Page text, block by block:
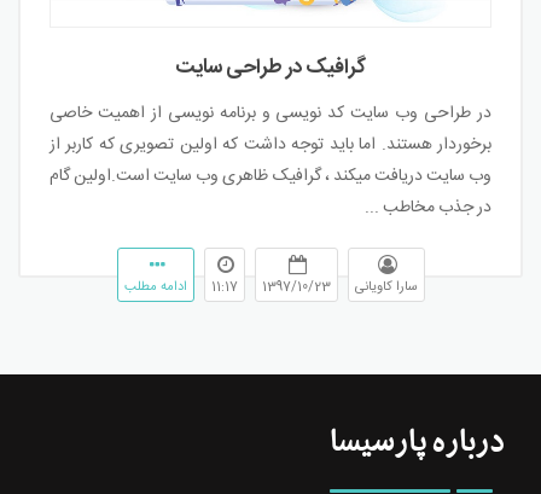
گرافیک در طراحی سایت
در طراحی وب سایت کد نویسی و برنامه نویسی از اهمیت خاصی
برخوردار هستند. اما باید توجه داشت که اولین تصویری که کاربر از
وب سایت دریافت میکند ، گرافیک ظاهری وب سایت است.اولین گام
در جذب مخاطب ...
سارا کاویانی 1397/10/23
11:17 ادامه مطلب
درباره پارسیسا